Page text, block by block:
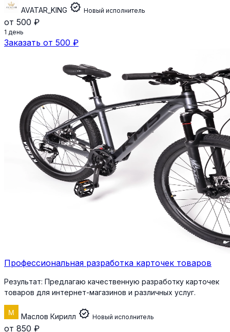
AVATAR_KING verified Новый исполнитель
от 500 ₽
1 день
Заказать от 500 ₽
Профессиональная разработка карточек товаров
Результат: Предлагаю качественную разработку карточек
товаров для интернет-магазинов и различных услуг.
Маслов Кирилл verified Новый исполнитель
от 850 ₽